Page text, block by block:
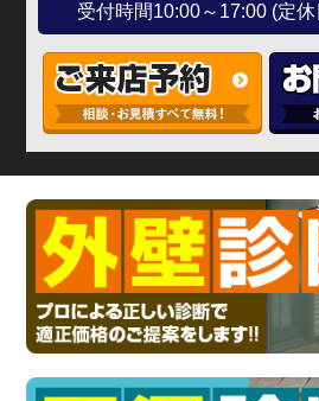
受付時間10:00～17:00 (定